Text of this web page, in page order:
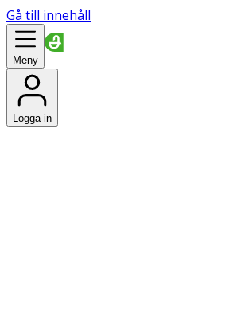
Gå till innehåll
Meny
Logga in